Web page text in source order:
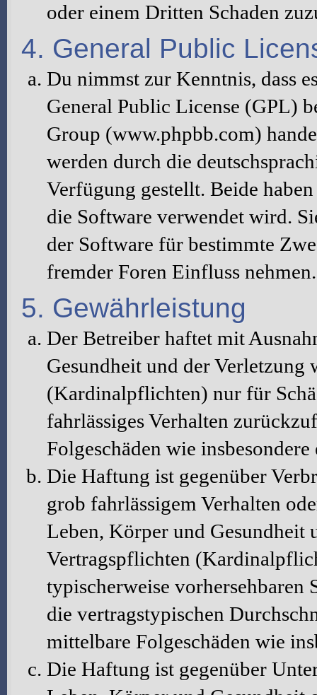
oder einem Dritten Schaden
4. General Public
Du nimmst zur Kenntnis, dass
General Public License (GPL)
Group (www.phpbb.com)
werden durch die
Verfügung gestellt. Beide
die Software verwendet wird.
der Software für bestimmte
fremder Foren Einfluss nehmen.
5. Gewährleistung
Der Betreiber haftet mit
Gesundheit und der
(Kardinalpflichten) nur für
fahrlässiges Verhalten
Folgeschäden wie
Die Haftung ist gegenüber
grob fahrlässigem Verhalten
Leben, Körper und Gesundheit
Vertragspflichten
typischerweise vorhersehbaren
die vertragstypischen
mittelbare Folgeschäden wie
Die Haftung ist gegenüber